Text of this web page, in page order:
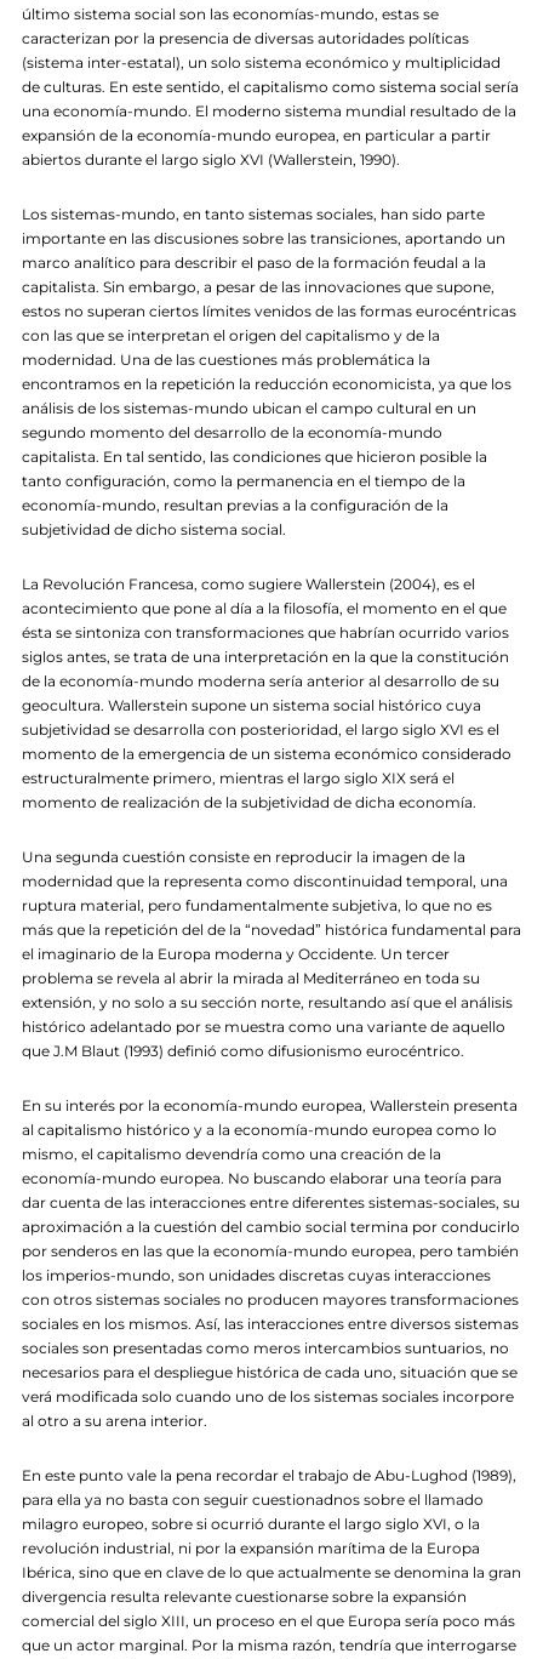
último sistema social son las economías-mundo, estas se
caracterizan por la presencia de diversas autoridades políticas
(sistema inter-estatal), un solo sistema económico y multiplicidad
de culturas. En este sentido, el capitalismo como sistema social sería
una economía-mundo. El moderno sistema mundial resultado de la
expansión de la economía-mundo europea, en particular a partir
abiertos durante el largo siglo XVI (Wallerstein, 1990).
Los sistemas-mundo, en tanto sistemas sociales, han sido parte
importante en las discusiones sobre las transiciones, aportando un
marco analítico para describir el paso de la formación feudal a la
capitalista. Sin embargo, a pesar de las innovaciones que supone,
estos no superan ciertos límites venidos de las formas eurocéntricas
con las que se interpretan el origen del capitalismo y de la
modernidad. Una de las cuestiones más problemática la
encontramos en la repetición la reducción economicista, ya que los
análisis de los sistemas-mundo ubican el campo cultural en un
segundo momento del desarrollo de la economía-mundo
capitalista. En tal sentido, las condiciones que hicieron posible la
tanto configuración, como la permanencia en el tiempo de la
economía-mundo, resultan previas a la configuración de la
subjetividad de dicho sistema social.
La Revolución Francesa, como sugiere Wallerstein (2004), es el
acontecimiento que pone al día a la filosofía, el momento en el que
ésta se sintoniza con transformaciones que habrían ocurrido varios
siglos antes, se trata de una interpretación en la que la constitución
de la economía-mundo moderna sería anterior al desarrollo de su
geocultura. Wallerstein supone un sistema social histórico cuya
subjetividad se desarrolla con posterioridad, el largo siglo XVI es el
momento de la emergencia de un sistema económico considerado
estructuralmente primero, mientras el largo siglo XIX será el
momento de realización de la subjetividad de dicha economía.
Una segunda cuestión consiste en reproducir la imagen de la
modernidad que la representa como discontinuidad temporal, una
ruptura material, pero fundamentalmente subjetiva, lo que no es
más que la repetición del de la “novedad” histórica fundamental para
el imaginario de la Europa moderna y Occidente. Un tercer
problema se revela al abrir la mirada al Mediterráneo en toda su
extensión, y no solo a su sección norte, resultando así que el análisis
histórico adelantado por se muestra como una variante de aquello
que J.M Blaut (1993) definió como difusionismo eurocéntrico.
En su interés por la economía-mundo europea, Wallerstein presenta
al capitalismo histórico y a la economía-mundo europea como lo
mismo, el capitalismo devendría como una creación de la
economía-mundo europea. No buscando elaborar una teoría para
dar cuenta de las interacciones entre diferentes sistemas-sociales, su
aproximación a la cuestión del cambio social termina por conducirlo
por senderos en las que la economía-mundo europea, pero también
los imperios-mundo, son unidades discretas cuyas interacciones
con otros sistemas sociales no producen mayores transformaciones
sociales en los mismos. Así, las interacciones entre diversos sistemas
sociales son presentadas como meros intercambios suntuarios, no
necesarios para el despliegue histórica de cada uno, situación que se
verá modificada solo cuando uno de los sistemas sociales incorpore
al otro a su arena interior.
En este punto vale la pena recordar el trabajo de Abu-Lughod (1989),
para ella ya no basta con seguir cuestionadnos sobre el llamado
milagro europeo, sobre si ocurrió durante el largo siglo XVI, o la
revolución industrial, ni por la expansión marítima de la Europa
Ibérica, sino que en clave de lo que actualmente se denomina la gran
divergencia resulta relevante cuestionarse sobre la expansión
comercial del siglo XIII, un proceso en el que Europa sería poco más
que un actor marginal. Por la misma razón, tendría que interrogarse